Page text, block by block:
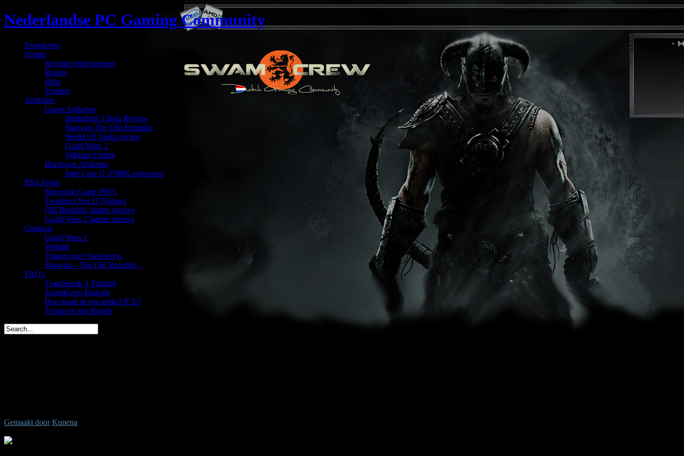
Nederlandse PC Gaming Community
Swamcrew
Forum
Recente onderwerpen
Regels
Help
Zoeken
Artikelen
Game Artikelen
Battlefield 3 Beta Review
Starwars The Old Republic
World Of Tanks review
Guild Wars 2
Wildstar Online
Hardware Artikelen
Intel Core i7-2700K-processor
RSS Feeds
Nieuwste Game ISO's
Tweakers.Net IT Nieuws
Old Republic laatste nieuws
Guild Wars 2 laatste nieuws
Contacts
Guild Wars 2
Website
Vragen over Swamcrew
Starwars - The Old Republic -
FAQ's
TeamSpeak 3 Tutorial
SwamCrew Historie
Hoe maak ik een artikel JCE?
Forum en site Regels
Gemaakt door Kunena